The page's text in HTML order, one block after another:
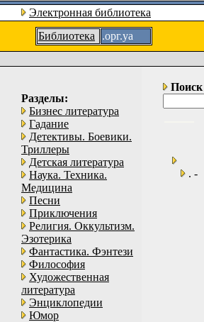
Электронная библиотека
Библиотека
.орг.уа
Разделы:
Бизнес литература
Гадание
Детективы. Боевики.
Триллеры
Детская литература
Наука. Техника.
Медицина
Песни
Приключения
Религия. Оккультизм.
Эзотерика
Фантастика. Фэнтези
Философия
Художественная
литература
Энциклопедии
Юмор
Поиск
. -